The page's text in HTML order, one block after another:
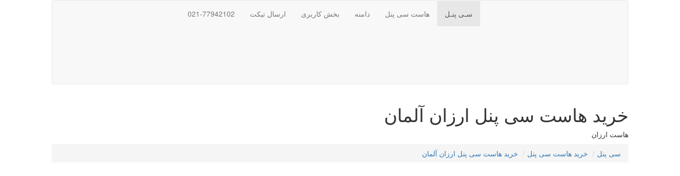
سـی پنـل هاست سی پنل دامنه بخش کاربری ارسال تیکت 021-77942102
خرید هاست سی پنل ارزان آلمان
هاست ارزان
سی پنل
خرید هاست سی پنل خرید هاست سی پنل ارزان آلمان